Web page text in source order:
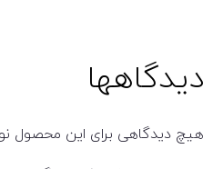
دیدگاهها
هیچ دیدگاهی برای این محصول